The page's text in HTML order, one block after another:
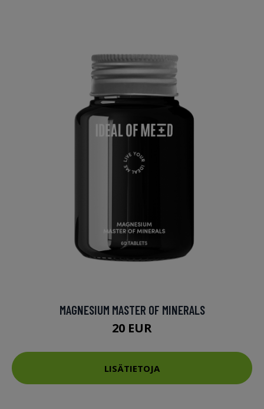
MAGNESIUM MASTER OF MINERALS
20 EUR
LISÄTIETOJA